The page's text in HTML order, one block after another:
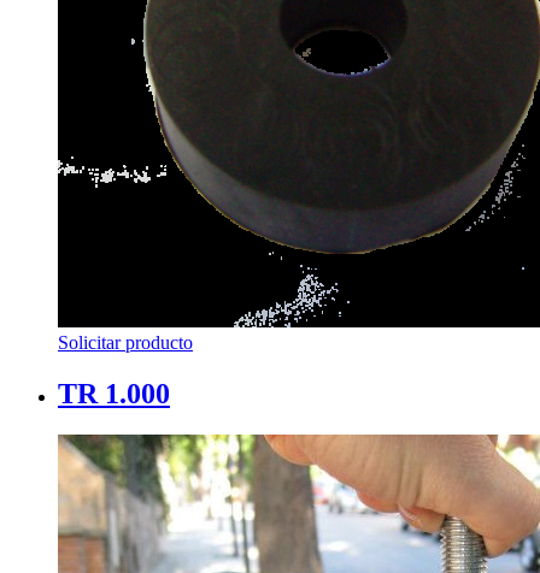
Solicitar producto
TR 1.000